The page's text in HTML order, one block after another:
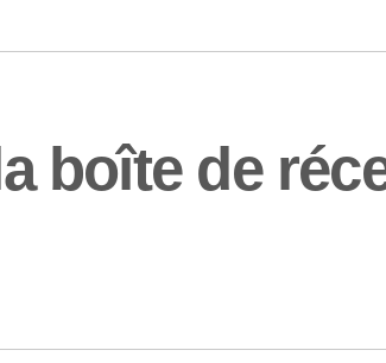
boîte de